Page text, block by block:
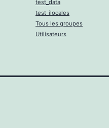
test_data
test_ilocales
Tous les groupes
Utilisateurs